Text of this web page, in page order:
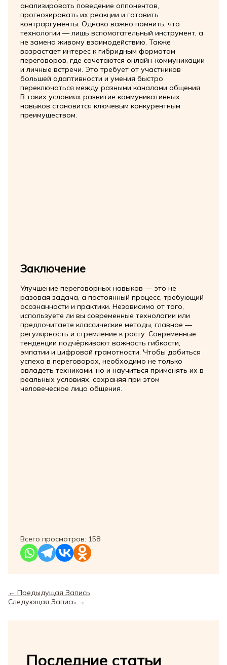
анализировать поведение оппонентов,
прогнозировать их реакции и готовить
контраргументы. Однако важно помнить, что
технологии — лишь вспомогательный инструмент, а
не замена живому взаимодействию. Также
возрастает интерес к гибридным форматам
переговоров, где сочетаются онлайн-коммуникации
и личные встречи. Это требует от участников
большей адаптивности и умения быстро
переключаться между разными каналами общения.
В таких условиях развитие коммуникативных
навыков становится ключевым конкурентным
преимуществом.
Заключение
Улучшение переговорных навыков — это не
разовая задача, а постоянный процесс, требующий
осознанности и практики. Независимо от того,
используете ли вы современные технологии или
предпочитаете классические методы, главное —
регулярность и стремление к росту. Современные
тенденции подчёркивают важность гибкости,
эмпатии и цифровой грамотности. Чтобы добиться
успеха в переговорах, необходимо не только
овладеть техниками, но и научиться применять их в
реальных условиях, сохраняя при этом
человеческое лицо общения.
Всего просмотров: 158
← Предыдущая Запись
Следующая Запись →
Последние статьи